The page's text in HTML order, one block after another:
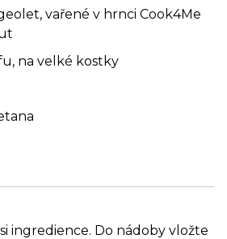
vařené v hrnci Cook4Me
na velké kostky
ingredience. Do nádoby vložte